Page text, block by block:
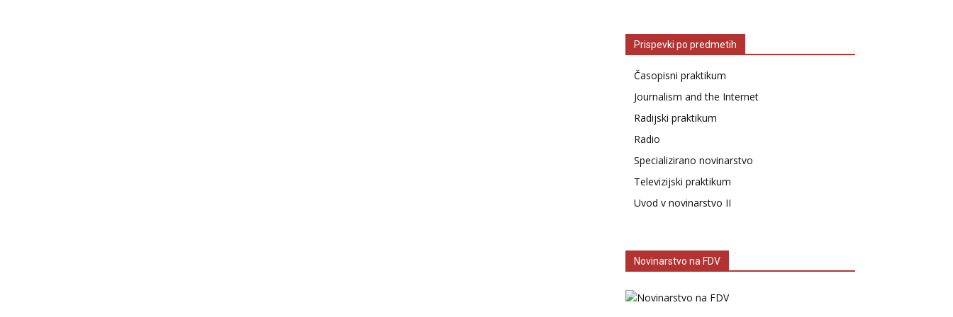
Prispevki po predmetih
Časopisni praktikum
Journalism and the Internet
Radijski praktikum
Radio
Specializirano novinarstvo
Televizijski praktikum
Uvod v novinarstvo II
Novinarstvo na FDV